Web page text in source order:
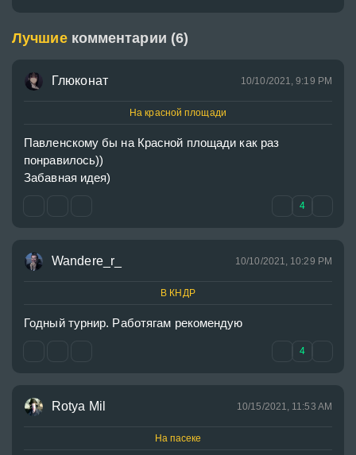
Лучшие комментарии (6)
Глюконат 10/10/2021, 9:19 PM
На красной площади
Павленскому бы на Красной площади как раз
понравилось))
Забавная идея)
4
Wandere_r_ 10/10/2021, 10:29 PM
В КНДР
Годный турнир. Работягам рекомендую
4
Rotya Mil 10/15/2021, 11:53 AM
На пасеке